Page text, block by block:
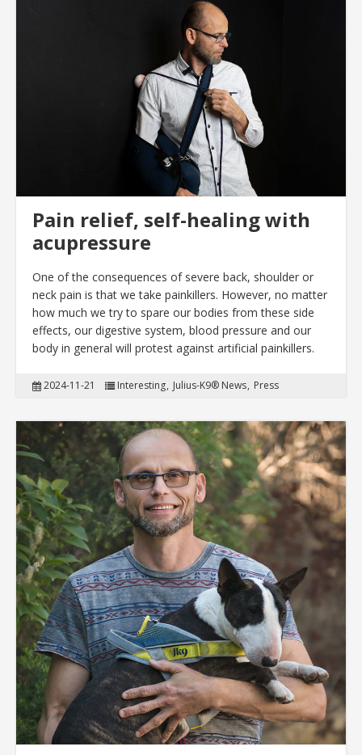
Pain relief, self-healing with
acupressure
One of the consequences of severe back, shoulder or
neck pain is that we take painkillers. However, no matter
how much we try to spare our bodies from these side
effects, our digestive system, blood pressure and our
body in general will protest against artificial painkillers.
2024-11-21 Interesting Julius-K9® News Press